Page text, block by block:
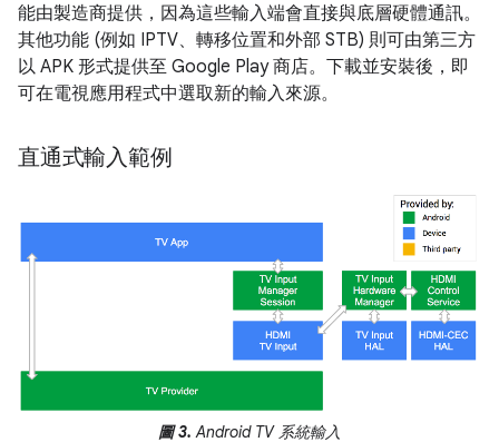
能由製造商提供，因為這些輸入端會直接與底層硬體通訊。
其他功能 (例如 IPTV、轉移位置和外部 STB) 則可由第三方
以 APK 形式提供至 Google Play 商店。下載並安裝後，即
可在電視應用程式中選取新的輸入來源。
直通式輸入範例
圖 3. Android TV 系統輸入